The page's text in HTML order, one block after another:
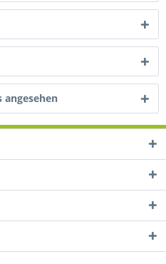
angesehen